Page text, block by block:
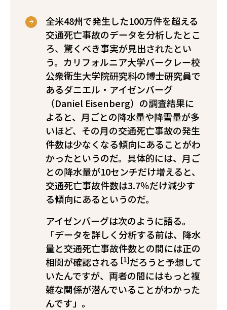
全米48州で発生した100万件を超える
交通死亡事故のデータを分析したとこ
ろ、驚くべき事実が見出されたとい
う。カリフォルニア大学バークレー校
公衆衛生大学院研究科の博士研究員で
あるダニエル・アイゼンバーグ
（Daniel Eisenberg）の調査結果に
よると、月ごとの降水量や降雪量が多
いほど、その月の交通死亡事故の発生
件数は少なくなる傾向にあることがわ
かったというのだ。具体的には、月ご
との降水量が10センチだけ増えると、
交通死亡事故件数は3.7％だけ減少す
る傾向にあるというのだ。
アイゼンバーグは次のように語る。
「データを詳しく分析する前は、降水
量と交通死亡事故件数との間には正の
相関が確認される [1]だろうと予想して
いたんですが、両者の間にはもっと複
雑な関係が潜んでいることがわかった
んです」。